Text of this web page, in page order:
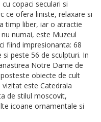
copaci seculari si
ce ofera liniste, relaxare si
timp liber, iar o atractie
numai, este Muzeul
fiind impresionanta: 68
peste 56 de sculpturi. In
Notre Dame de
obiecte de cult
este Catedrala
de stilul moscovit,
icoane ornamentale si